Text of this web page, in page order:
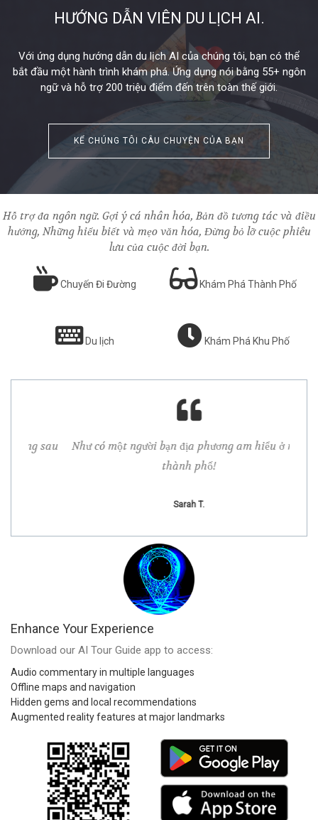
HƯỚNG DẪN VIÊN DU LỊCH AI.
Với ứng dụng hướng dẫn du lịch AI của chúng tôi, bạn có thể
bắt đầu một hành trình khám phá. Ứng dụng nói bằng 55+ ngôn
ngữ và hỗ trợ 200 triệu điểm đến trên toàn thế giới.
KỂ CHÚNG TÔI CÂU CHUYỆN CỦA BẠN
Hỗ trợ đa ngôn ngữ. Gợi ý cá nhân hóa, Bản đồ tương tác và điều
hướng, Những hiểu biết và mẹo văn hóa, Đừng bỏ lỡ cuộc phiêu
lưu của cuộc đời bạn.
Chuyến Đi Đường Khám Phá Thành Phố
Du lịch Khám Phá Khu Phố
Như có một người bạn địa phương am hiểu ở mỗi
thành phố!
Sarah T.
Enhance Your Experience
Download our AI Tour Guide app to access:
Audio commentary in multiple languages
Offline maps and navigation
Hidden gems and local recommendations
Augmented reality features at major landmarks